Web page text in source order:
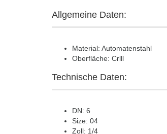
Allgemeine Daten:
Material: Automatenstahl
Oberfläche: Crlll
Technische Daten:
DN: 6
Size: 04
Zoll: 1/4